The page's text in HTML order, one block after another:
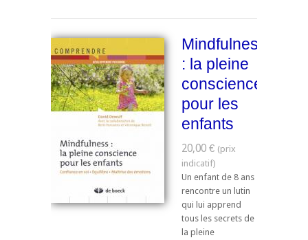
Mindfulness
: la pleine
conscience
pour les
enfants
20,00 €
Un enfant de 8 ans
rencontre un lutin
qui lui apprend
tous les secrets de
la pleine